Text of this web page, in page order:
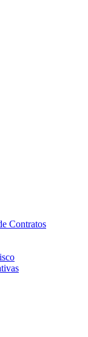
Contratos